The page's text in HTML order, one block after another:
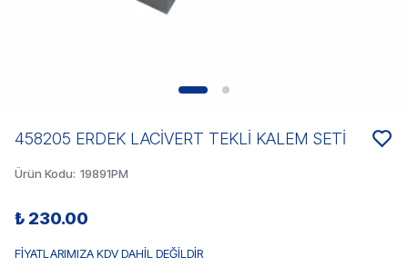
458205 ERDEK LACİVERT TEKLİ KALEM SETİ
Ürün Kodu: 19891PM
₺ 230.00
FİYATLARIMIZA KDV DAHİL DEĞİLDİR